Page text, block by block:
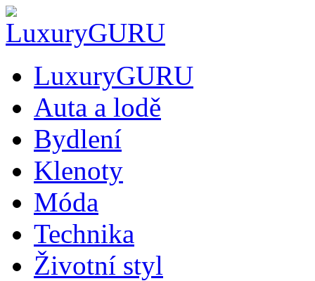
LuxuryGURU
Auta a lodě
Bydlení
Klenoty
Móda
Technika
Životní styl